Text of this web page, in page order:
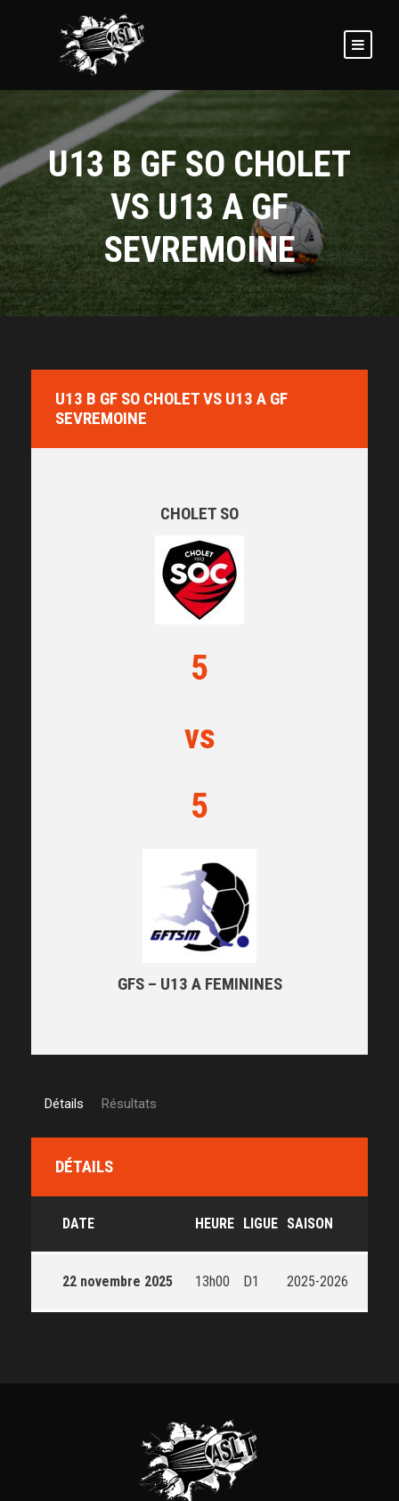
U13 B GF SO CHOLET
VS U13 A GF
SEVREMOINE
U13 B GF SO CHOLET VS U13 A GF
SEVREMOINE
CHOLET SO
5
vs
5
GFS – U13 A FEMININES
Détails Résultats
DÉTAILS
DATE HEURE LIGUE SAISON
22 novembre 2025 13h00 D1 2025-2026